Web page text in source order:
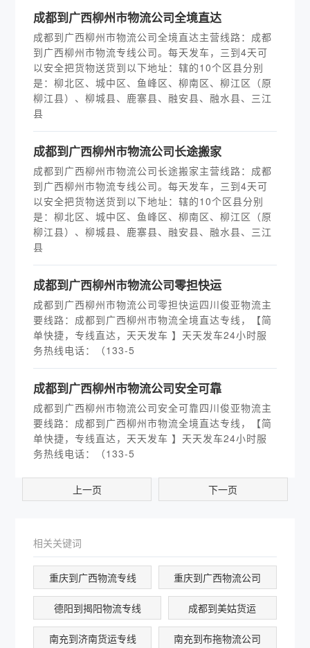
​成都到广西柳州市物流公司全境直达
成都到广西柳州市物流公司全境直达主营线路：成都
到广西柳州市物流专线公司。每天发车，三到4天可
以安全把货物送货到以下地址：辖的10个区县分别
是：柳北区、城中区、鱼峰区、柳南区、柳江区（原
柳江县）、柳城县、鹿寨县、融安县、融水县、三江
县
​成都到广西柳州市物流公司长途搬家
成都到广西柳州市物流公司长途搬家主营线路：成都
到广西柳州市物流专线公司。每天发车，三到4天可
以安全把货物送货到以下地址：辖的10个区县分别
是：柳北区、城中区、鱼峰区、柳南区、柳江区（原
柳江县）、柳城县、鹿寨县、融安县、融水县、三江
县
​成都到广西柳州市物流公司零担快运
成都到广西柳州市物流公司零担快运四川俊亚物流主
要线路：成都到广西柳州市物流全境直达专线，【简
单快捷，专线直达，天天发车 】天天发车24小时服
务热线电话：（133-5
​成都到广西柳州市物流公司安全可靠
成都到广西柳州市物流公司安全可靠四川俊亚物流主
要线路：成都到广西柳州市物流全境直达专线，【简
单快捷，专线直达，天天发车 】天天发车24小时服
务热线电话：（133-5
上一页 下一页
相关关键词
重庆到广西物流专线 重庆到广西物流公司
德阳到揭阳物流专线 成都到美姑货运
南充到济南货运专线 南充到布拖物流公司